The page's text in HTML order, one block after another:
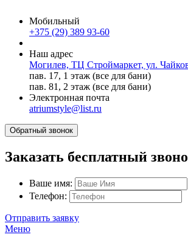
Мобильный
+375 (29) 389 93-60
Наш адрес
Могилев, ТЦ Строймаркет, ул.
пав. 17, 1 этаж (все для бани)
пав. 81, 2 этаж (все для бани)
Электронная почта
atriumstyle@list.ru
Обратный звонок
Заказать бесплатный
Ваше имя:
Телефон:
Отправить заявку
Меню